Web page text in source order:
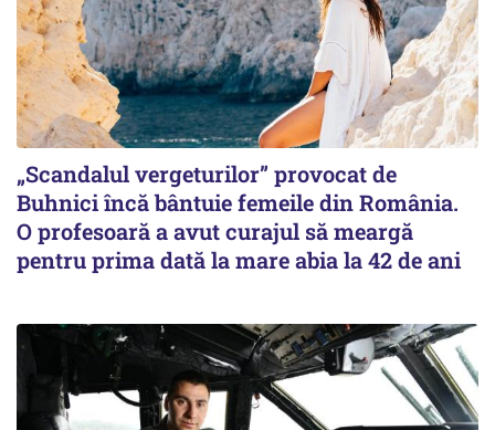
„Scandalul vergeturilor” provocat de
Buhnici încă bântuie femeile din România.
O profesoară a avut curajul să meargă
pentru prima dată la mare abia la 42 de ani